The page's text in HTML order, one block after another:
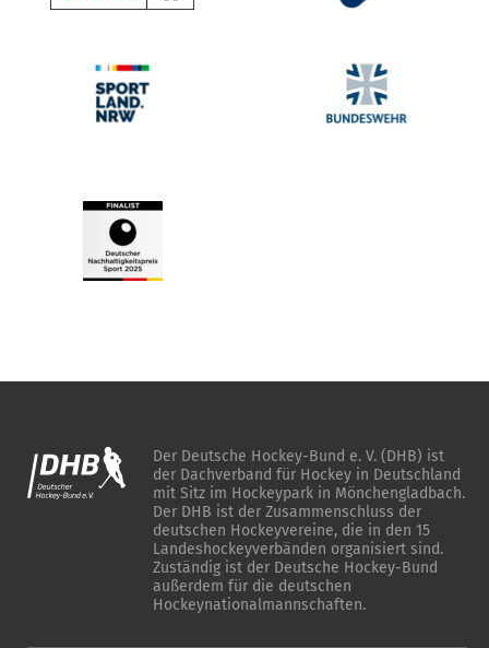
Der Deutsche Hockey-Bund e. V. (DHB) ist
der Dachverband für Hockey in Deutschland
mit Sitz im Hockeypark in Mönchengladbach.
Der DHB ist der Zusammenschluss der
deutschen Hockeyvereine, die in den 15
Landeshockeyverbänden organisiert sind.
Zuständig ist der Deutsche Hockey-Bund
außerdem für die deutschen
Hockeynationalmannschaften.